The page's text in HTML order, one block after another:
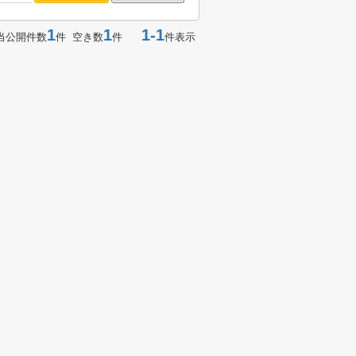
公開件数1件 空き数1件 1-1件表示